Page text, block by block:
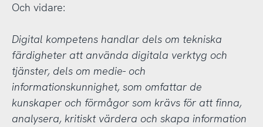
Och vidare:
Digital kompetens handlar dels om tekniska
färdigheter att använda digitala verktyg och
tjänster, dels om medie- och
informationskunnighet, som omfattar de
kunskaper och förmågor som krävs för att finna,
analysera, kritiskt värdera och skapa information